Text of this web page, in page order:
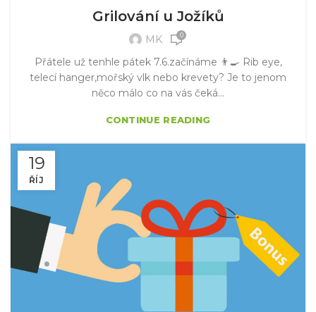
Grilování u Jožíků
MK 0
Přátele už tenhle pátek 7.6.začínáme 👨‍🍳 Rib eye,
telecí hanger,mořský vlk nebo krevety? Je to jenom
něco málo co na vás čeká...
CONTINUE READING
19
ŘÍJ